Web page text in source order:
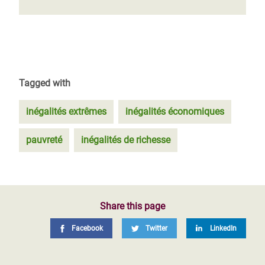
Tagged with
inégalités extrêmes inégalités économiques
pauvreté inégalités de richesse
Share this page
Facebook Twitter LinkedIn